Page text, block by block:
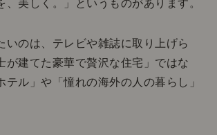
、美しく。」というものがあります。
いのは、テレビや雑誌に取り上げら
が建てた豪華で贅沢な住宅」ではな
テル」や「憧れの海外の人の暮らし」